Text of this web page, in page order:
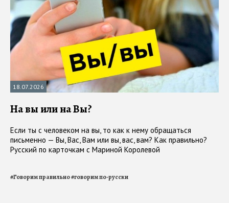
18.07.2026
На вы или на Вы?
Если ты с человеком на вы, то как к нему обращаться
письменно — Вы, Вас, Вам или вы, вас, вам? Как правильно?
Русский по карточкам с Мариной Королевой
#Говорим правильно#говорим по-русски